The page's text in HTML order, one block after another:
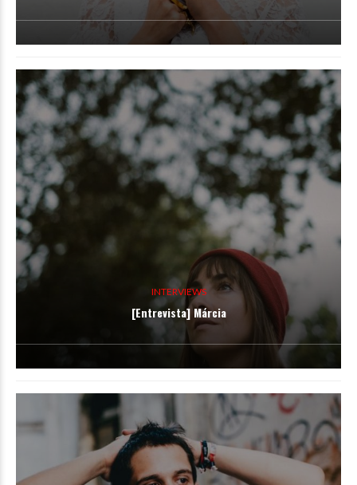
INTERVIEWS
[Entrevista] Márcia